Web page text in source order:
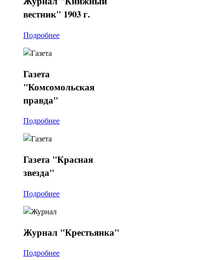
вестник" 1903 г.
Подробнее
Газета
"Комсомольская
правда"
Подробнее
Газета "Красная
звезда"
Подробнее
Журнал "Крестьянка"
Подробнее